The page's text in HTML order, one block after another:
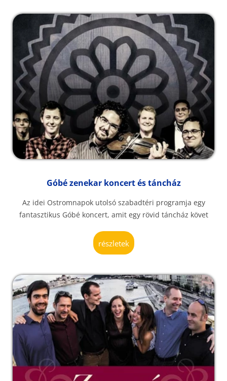
Góbé zenekar koncert és táncház
Az idei Ostromnapok utolsó szabadtéri programja egy
fantasztikus Góbé koncert, amit egy rövid táncház követ
részletek